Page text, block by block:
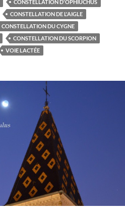
CONSTELLATION D'OPHIUCHUS
CONSTELLATION DE L'AIGLE
CONSTELLATION DU CYGNE
CONSTELLATION DU SCORPION
VOIE LACTÉE